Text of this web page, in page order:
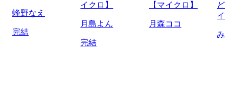
蜂野なえ
完結
イクロ】
月島よん
完結
【マイクロ】
月森ココ
ど
イ
み